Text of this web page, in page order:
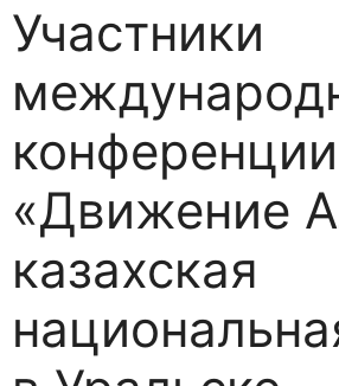
Участники
конференции
«Движение
казахская